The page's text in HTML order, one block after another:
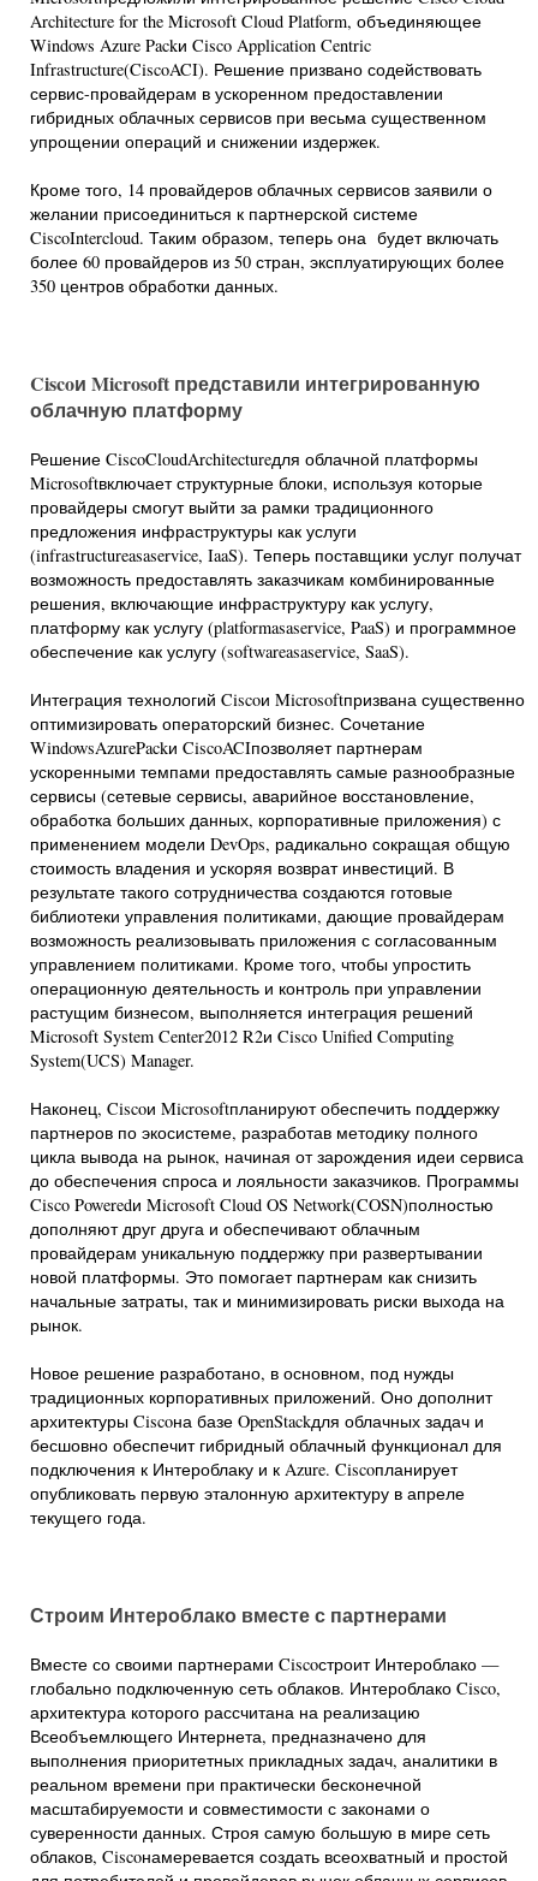
Architecture for the Microsoft Cloud Platform, объединяющее
Windows Azure Packи Cisco Application Centric
Infrastructure(CiscoACI). Решение призвано содействовать
сервис-провайдерам в ускоренном предоставлении
гибридных облачных сервисов при весьма существенном
упрощении операций и снижении издержек.
Кроме того, 14 провайдеров облачных сервисов заявили о
желании присоединиться к партнерской системе
CiscoIntercloud. Таким образом, теперь она будет включать
более 60 провайдеров из 50 стран, эксплуатирующих более
350 центров обработки данных.
Ciscoи Microsoft представили интегрированную
облачную платформу
Решение CiscoCloudArchitectureдля облачной платформы
Microsoftвключает структурные блоки, используя которые
провайдеры смогут выйти за рамки традиционного
предложения инфраструктуры как услуги
(infrastructureasaservice, IaaS). Теперь поставщики услуг получат
возможность предоставлять заказчикам комбинированные
решения, включающие инфраструктуру как услугу,
платформу как услугу (platformasaservice, PaaS) и программное
обеспечение как услугу (softwareasaservice, SaaS).
Интеграция технологий Ciscoи Microsoftпризвана существенно
оптимизировать операторский бизнес. Сочетание
WindowsAzurePackи CiscoACIпозволяет партнерам
ускоренными темпами предоставлять самые разнообразные
сервисы (сетевые сервисы, аварийное восстановление,
обработка больших данных, корпоративные приложения) с
применением модели DevOps, радикально сокращая общую
стоимость владения и ускоряя возврат инвестиций. В
результате такого сотрудничества создаются готовые
библиотеки управления политиками, дающие провайдерам
возможность реализовывать приложения с согласованным
управлением политиками. Кроме того, чтобы упростить
операционную деятельность и контроль при управлении
растущим бизнесом, выполняется интеграция решений
Microsoft System Center2012 R2и Cisco Unified Computing
System(UCS) Manager.
Наконец, Ciscoи Microsoftпланируют обеспечить поддержку
партнеров по экосистеме, разработав методику полного
цикла вывода на рынок, начиная от зарождения идеи сервиса
до обеспечения спроса и лояльности заказчиков. Программы
Cisco Poweredи Microsoft Cloud OS Network(COSN)полностью
дополняют друг друга и обеспечивают облачным
провайдерам уникальную поддержку при развертывании
новой платформы. Это помогает партнерам как снизить
начальные затраты, так и минимизировать риски выхода на
рынок.
Новое решение разработано, в основном, под нужды
традиционных корпоративных приложений. Оно дополнит
архитектуры Ciscoна базе OpenStackдля облачных задач и
бесшовно обеспечит гибридный облачный функционал для
подключения к Интероблаку и к Azure. Ciscoпланирует
опубликовать первую эталонную архитектуру в апреле
текущего года.
Строим Интероблако вместе с партнерами
Вместе со своими партнерами Ciscoстроит Интероблако —
глобально подключенную сеть облаков. Интероблако Cisco,
архитектура которого рассчитана на реализацию
Всеобъемлющего Интернета, предназначено для
выполнения приоритетных прикладных задач, аналитики в
реальном времени при практически бесконечной
масштабируемости и совместимости с законами о
суверенности данных. Строя самую большую в мире сеть
облаков, Ciscoнамеревается создать всеохватный и простой